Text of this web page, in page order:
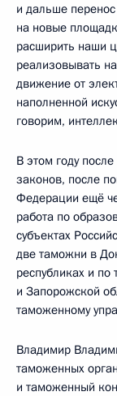
и дальше
на новые
расширить наши
реализовывать
движение от
наполненной
говорим,
В этом году
законов, после
Федерации ещё
работа по
субъектах
две таможни в
республиках и по
и Запорожской
таможенному
Владимир
таможенных
и таможенный